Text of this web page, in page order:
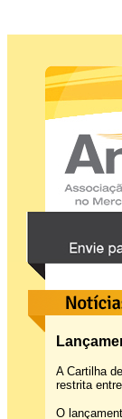
A Cartilha
restrita
O